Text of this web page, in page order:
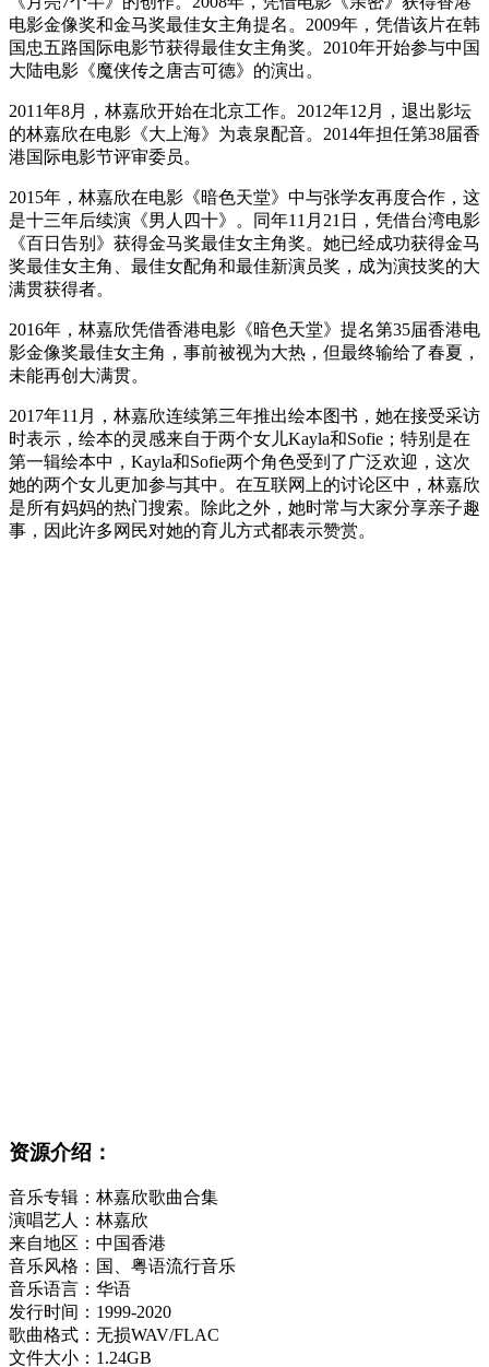
电影金像奖和金马奖最佳女主角提名。2009年，凭借该片在韩
国忠五路国际电影节获得最佳女主角奖。2010年开始参与中国
大陆电影《魔侠传之唐吉可德》的演出。
2011年8月，林嘉欣开始在北京工作。2012年12月，退出影坛
的林嘉欣在电影《大上海》为袁泉配音。2014年担任第38届香
港国际电影节评审委员。
2015年，林嘉欣在电影《暗色天堂》中与张学友再度合作，这
是十三年后续演《男人四十》。同年11月21日，凭借台湾电影
《百日告别》获得金马奖最佳女主角奖。她已经成功获得金马
奖最佳女主角、最佳女配角和最佳新演员奖，成为演技奖的大
满贯获得者。
2016年，林嘉欣凭借香港电影《暗色天堂》提名第35届香港电
影金像奖最佳女主角，事前被视为大热，但最终输给了春夏，
未能再创大满贯。
2017年11月，林嘉欣连续第三年推出绘本图书，她在接受采访
时表示，绘本的灵感来自于两个女儿Kayla和Sofie；特别是在
第一辑绘本中，Kayla和Sofie两个角色受到了广泛欢迎，这次
她的两个女儿更加参与其中。在互联网上的讨论区中，林嘉欣
是所有妈妈的热门搜索。除此之外，她时常与大家分享亲子趣
事，因此许多网民对她的育儿方式都表示赞赏。
资源介绍：
音乐专辑：林嘉欣歌曲合集
演唱艺人：林嘉欣
来自地区：中国香港
音乐风格：国、粤语流行音乐
音乐语言：华语
发行时间：1999-2020
歌曲格式：无损WAV/FLAC
文件大小：1.24GB